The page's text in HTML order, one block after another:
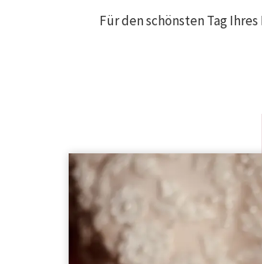
Für den schönsten Tag